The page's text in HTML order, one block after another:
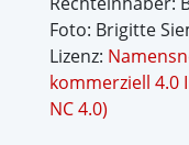
Foto: Brigitte
Lizenz:
kommerziell 4.0
NC 4.0)